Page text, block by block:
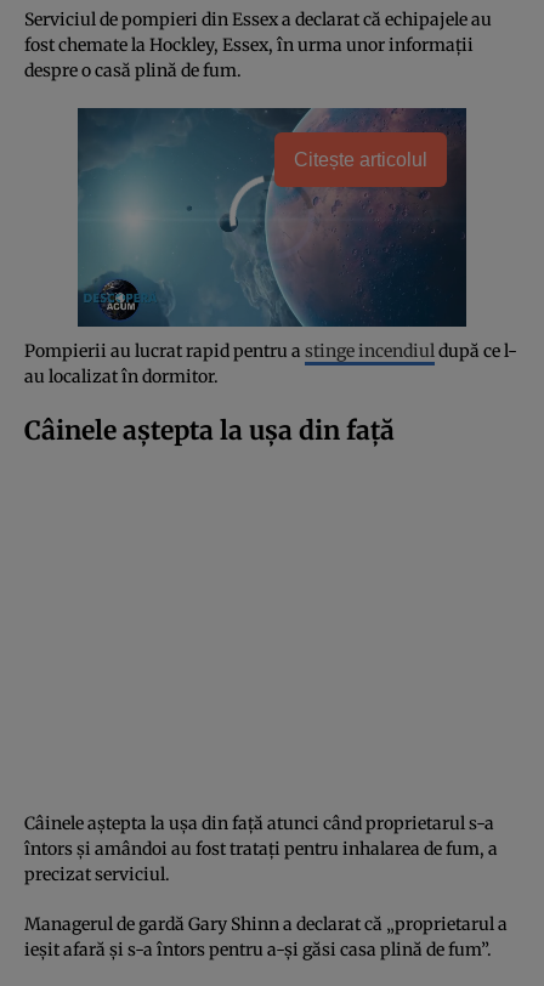
Serviciul de pompieri din Essex a declarat că echipajele au
fost chemate la Hockley, Essex, în urma unor informații
despre o casă plină de fum.
Citește articolul
Pompierii au lucrat rapid pentru a stinge incendiuldupă ce l-
au localizat în dormitor.
Câinele aștepta la ușa din față
Câinele aștepta la ușa din față atunci când proprietarul s-a
întors și amândoi au fost tratați pentru inhalarea de fum, a
precizat serviciul.
Managerul de gardă Gary Shinn a declarat că „proprietarul a
ieșit afară și s-a întors pentru a-și găsi casa plină de fum”.